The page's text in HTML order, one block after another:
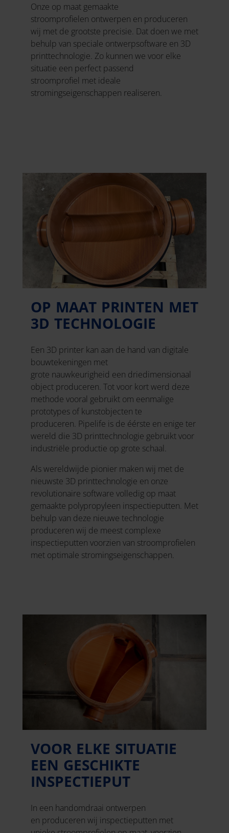
Onze op maat gemaakte
stroomprofielen ontwerpen en produceren
wij met de grootste precisie. Dat doen we met
behulp van speciale ontwerpsoftware en 3D
printtechnologie. Zo kunnen we voor elke
situatie een perfect passend
stroomprofiel met ideale
stromingseigenschappen realiseren.
OP MAAT PRINTEN MET
3D TECHNOLOGIE
Een 3D printer kan aan de hand van digitale
bouwtekeningen met
grote nauwkeurigheid een driedimensionaal
object produceren. Tot voor kort werd deze
methode vooral gebruikt om eenmalige
prototypes of kunstobjecten te
produceren. Pipelife is de éérste en enige ter
wereld die 3D printtechnologie gebruikt voor
industriële productie op grote schaal.
Als wereldwijde pionier maken wij met de
nieuwste 3D printtechnologie en onze
revolutionaire software volledig op maat
gemaakte polypropyleen inspectieputten. Met
behulp van deze nieuwe technologie
produceren wij de meest complexe
inspectieputten voorzien van stroomprofielen
met optimale stromingseigenschappen.
VOOR ELKE SITUATIE
EEN GESCHIKTE
INSPECTIEPUT
In een handomdraai ontwerpen
en produceren wij inspectieputten met